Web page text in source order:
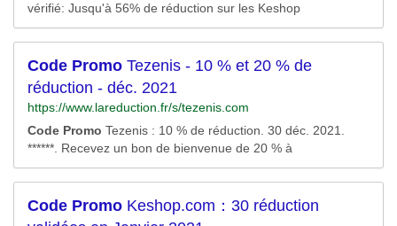
vérifié: Jusqu'à 56% de réduction sur les Keshop
Code Promo Tezenis - 10 % et 20 % de
réduction - déc. 2021
https://www.lareduction.fr/s/tezenis.com
Code Promo Tezenis : 10 % de réduction. 30 déc. 2021.
******. Recevez un bon de bienvenue de 20 % à
Code Promo Keshop.com：30 réduction